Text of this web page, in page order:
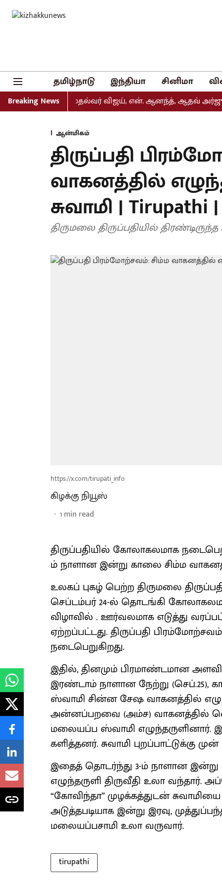
தமிழ்நாடு இந்தியா சினிமா
Breaking News
வெளியீடு: முதல்வர் விஜய், என். ஆனந்த், ஆதவ் அர்ஜுனா
ஆன்மிகம்
திருப்பதி
வாகனத்தில்
சுவாமி | Tirupathi |
திருமலை திருப்பதியில்
https://x.com/tirupati_info
கிழக்கு நியூஸ்
1min read
திருப்பதியில் கோலாகலமாக
ம் நாளான இன்று காலை சிம்ம
உலகப் புகழ் பெற்ற திருமலை
செப்டம்பர் 24-ல் தொடங்கி
விழாவில் . ஊர்வலமாக எடுத்து
ஏற்றப்பட்டது. திருப்பதி
நடைபெறுகிறது.
இதில், தினமும் பிரமாண்டமான
இரண்டாம் நாளான நேற்று (செப்.25),
ஸ்வாமி சின்ன சேஷ வாகனத்தில்
அன்னப்பறவை (அம்ச) வாகனத்தில்
மலையப்ப ஸ்வாமி
களித்தனர். சுவாமி புறப்பாட்டுக்கு
இதைத் தொடர்ந்து 3-ம் நாளான
எழுந்தருளி திருவீதி உலா வந்தார்.
“கோவிந்தா” முழக்கத்துடன்
அடுத்தபடியாக இன்று இரவு,
மலையப்பசாமி உலா வருவார்.
tirupathi